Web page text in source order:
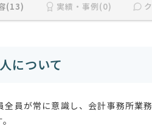
(13) 実績・事例(0)
について
全員が常に意識し、会計事務所業